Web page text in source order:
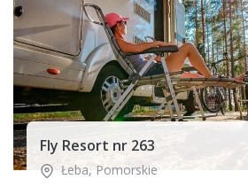
Fly Resort nr 263
Łeba,Pomorskie